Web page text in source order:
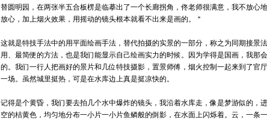
替圆明园，在两张半五合板楞是临摹出了一个长廊拐角，佟老师很满意，我不放心
放心，加上烟火效果，用摇动的镜头根本就看不出来是画的。＂
这就是特技手法中的用平面绘画手法，替代拍摄的实景的一部分，称之为同期接景
用、最简便的方法，也是我们能显示自己绘画实力的时候。因为学得是国画，我那
的。我们一行人把画好的景片和几位特技摄影，置景师傅，烟火控制一起来到了官
一场。虽然城里挺热，可是在水库边上真是挺凉快的。
记得是个黄昏，我们要去拍几个水中爆炸的镜头，我沿着水库走，像是梦游似的
空的桔黄色，均匀地分布一小片一小片鱼鳞般的倒影，在水面上闪烁着。云，一条